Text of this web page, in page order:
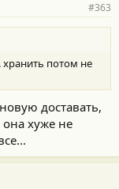
#363
хранить потом не
доставать,
она хуже не